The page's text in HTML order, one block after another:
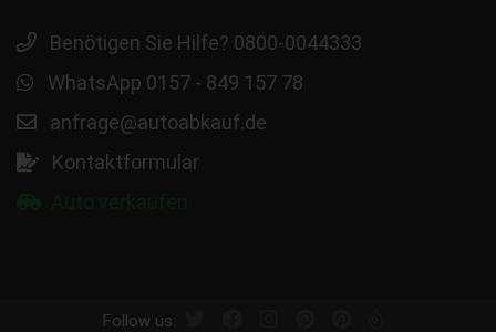
Benötigen Sie Hilfe? 0800-0044333
WhatsApp 0157 - 849 157 78
anfrage@autoabkauf.de
Kontaktformular
Follow us: